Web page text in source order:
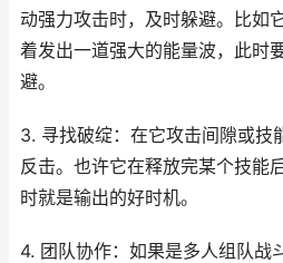
动强力攻击时，及时躲避。比如
着发出一道强大的能量波，此时
避。
3. 寻找破绽：在它攻击间隙或技
反击。也许它在释放完某个技能
时就是输出的好时机。
4. 团队协作：如果是多人组队战